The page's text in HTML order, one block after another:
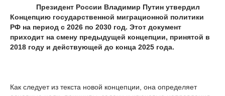
Президент России Владимир Путин утвердил
Концепцию государственной миграционной политики
РФ на период с 2026 по 2030 год. Этот документ
приходит на смену предыдущей концепции, принятой в
2018 году и действующей до конца 2025 года.
Как следует из текста новой концепции, она определяет